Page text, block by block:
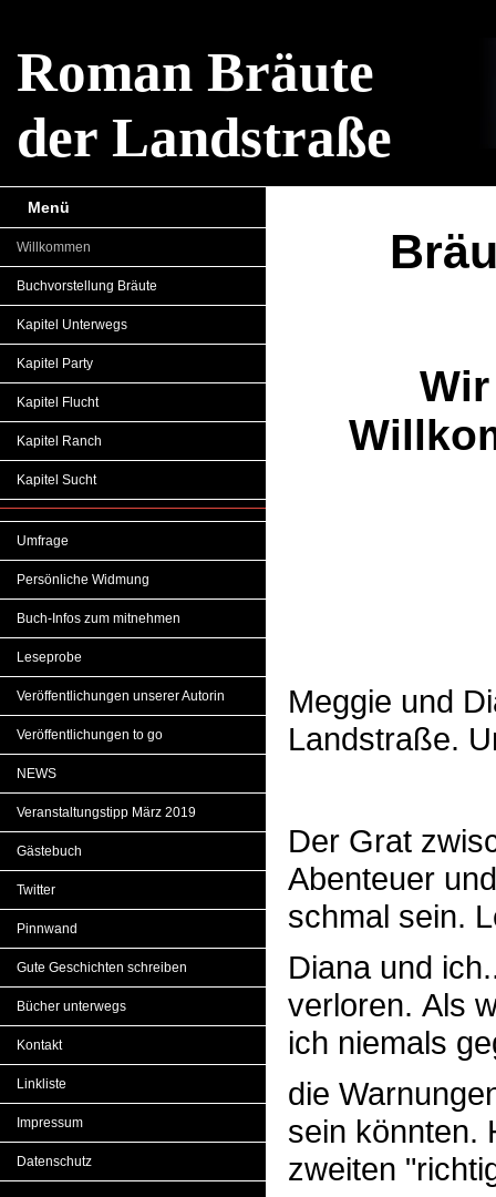
Roman Bräute
der Landstraße
Menü
Willkommen
Buchvorstellung Bräute
Kapitel Unterwegs
Kapitel Party
Kapitel Flucht
Kapitel Ranch
Kapitel Sucht
Umfrage
Persönliche Widmung
Buch-Infos zum mitnehmen
Leseprobe
Veröffentlichungen unserer Autorin
Veröffentlichungen to go
NEWS
Veranstaltungstipp März 2019
Gästebuch
Twitter
Pinnwand
Gute Geschichten schreiben
Bücher unterwegs
Kontakt
Linkliste
Impressum
Datenschutz
Meggie und
Landstraße.
Der Grat
Abenteuer
schmal sein.
Diana und
verloren. Als
ich niemals
die
sein könnten.
zweiten